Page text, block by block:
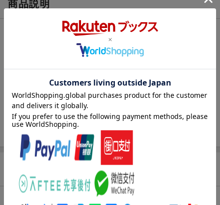
商品説明
「ちょっくら逝ってくっか。魂を奪還しによ」--“生”と“死”の狭間
ー人呼んで“ソウルリヴァイヴァー”。“死”と“無”の狭間「死界」で
繰り広げられる“魂”の救出ミッションを、100％の成功率で遂行す
る二人のもとには、さまざまな依頼が舞い込むのだが……。［GT
O］藤沢とおる＋秋重 学［GO-ON！］コンビが放つ、アクショ
ン・エンターテインメント第2弾!!
商品レビュー（1件）
総合評価：